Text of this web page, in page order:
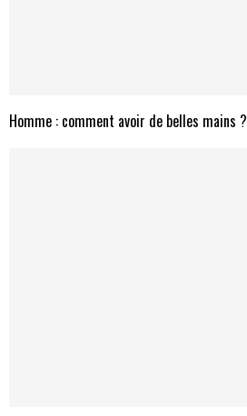
Homme : comment avoir de belles mains ?